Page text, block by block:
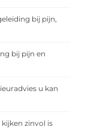
bij pijn,
bij pijn en
u kan
zinvol is